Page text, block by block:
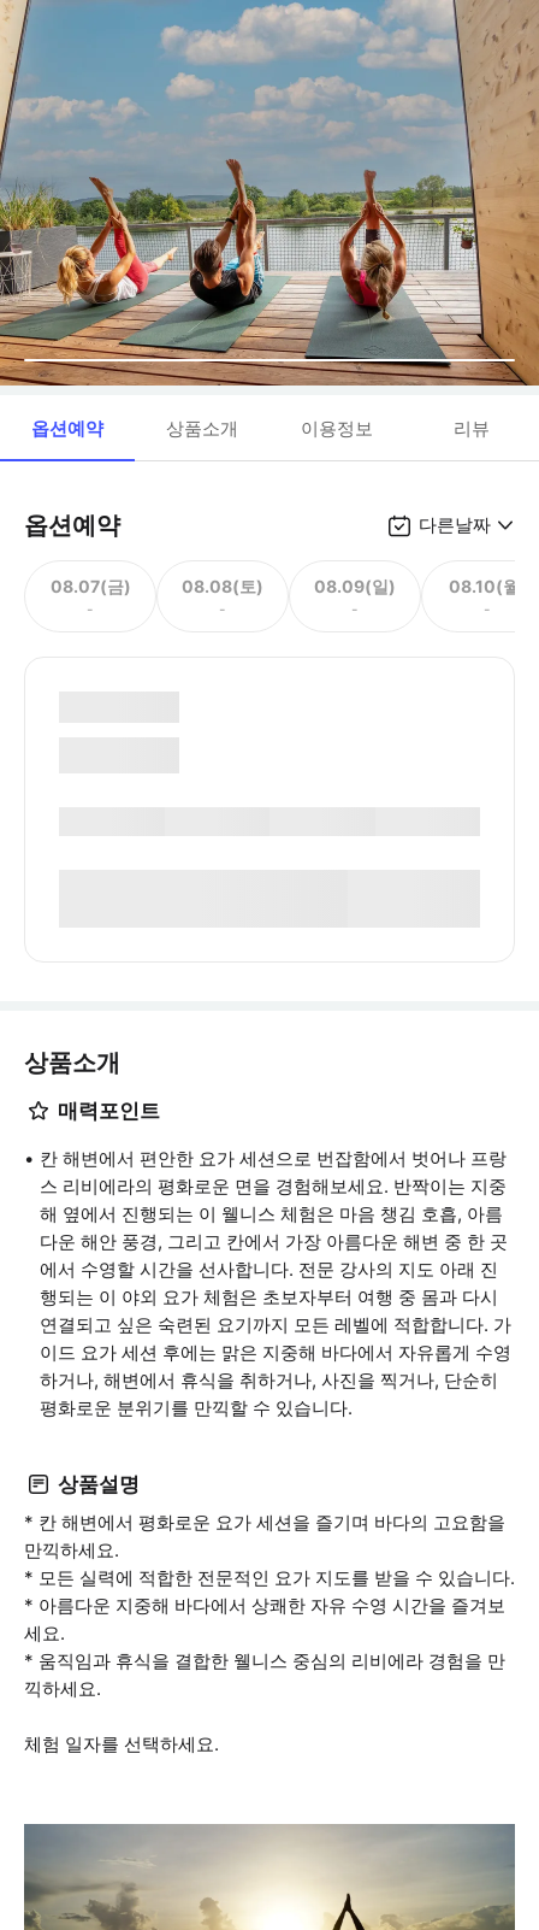
옵션예약 상품소개 이용정보 리뷰
옵션예약 다른날짜
08.07(금)
-
08.08(토)
-
08.09(일)
-
08.10(월)
-
상품소개
매력포인트
칸 해변에서 편안한 요가 세션으로 번잡함에서 벗어나 프랑
스 리비에라의 평화로운 면을 경험해보세요. 반짝이는 지중
해 옆에서 진행되는 이 웰니스 체험은 마음 챙김 호흡, 아름
다운 해안 풍경, 그리고 칸에서 가장 아름다운 해변 중 한 곳
에서 수영할 시간을 선사합니다. 전문 강사의 지도 아래 진
행되는 이 야외 요가 체험은 초보자부터 여행 중 몸과 다시
연결되고 싶은 숙련된 요기까지 모든 레벨에 적합합니다. 가
이드 요가 세션 후에는 맑은 지중해 바다에서 자유롭게 수영
하거나, 해변에서 휴식을 취하거나, 사진을 찍거나, 단순히
평화로운 분위기를 만끽할 수 있습니다.
상품설명
* 칸 해변에서 평화로운 요가 세션을 즐기며 바다의 고요함을
만끽하세요.
* 모든 실력에 적합한 전문적인 요가 지도를 받을 수 있습니다.
* 아름다운 지중해 바다에서 상쾌한 자유 수영 시간을 즐겨보
세요.
* 움직임과 휴식을 결합한 웰니스 중심의 리비에라 경험을 만
끽하세요.
체험 일자를 선택하세요.